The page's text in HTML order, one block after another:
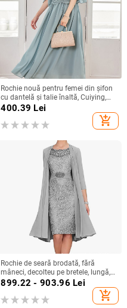
Rochie nouă pentru femei din șifon
cu dantelă și talie înaltă, Cuiying,
Cuiying, rochie lungă elegantă cu
400.39 Lei
add_shopping_cart
Rochie de seară brodată, fără
mâneci, decolteu pe bretele, lungă,
siluetă la talia medie
899.22 - 903.96 Lei
add_shopping_cart